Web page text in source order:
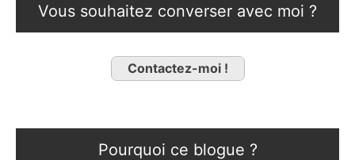
Vous souhaitez converser avec moi ?
Contactez-moi !
Pourquoi ce blogue ?